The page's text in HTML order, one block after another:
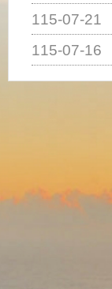
115-07-21
115-07-16